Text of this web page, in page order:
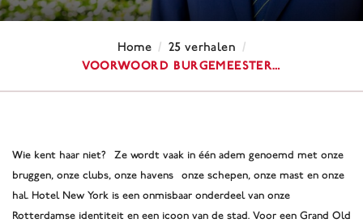
Home / 25 verhalen /
Voorwoord Burgemeester…
Wie kent haar niet? Ze wordt vaak in één adem genoemd met onze
bruggen, onze clubs, onze havens onze schepen, onze mast en onze
hal. Hotel New York is een onmisbaar onderdeel van onze
Rotterdamse identiteit en een icoon van de stad. Voor een Grand Old